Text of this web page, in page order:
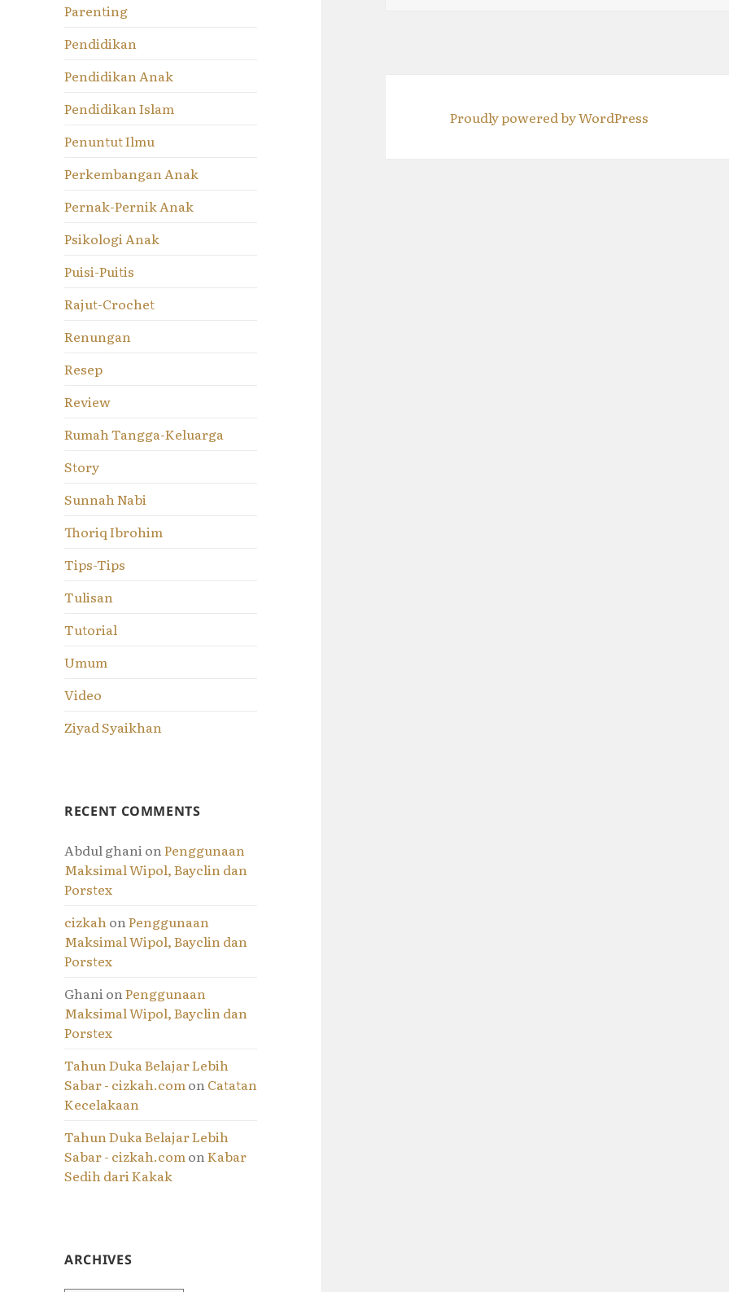
Parenting
Pendidikan
Pendidikan Anak
Pendidikan Islam
Penuntut Ilmu
Perkembangan Anak
Pernak-Pernik Anak
Psikologi Anak
Puisi-Puitis
Rajut-Crochet
Renungan
Resep
Review
Rumah Tangga-Keluarga
Story
Sunnah Nabi
Thoriq Ibrohim
Tips-Tips
Tulisan
Tutorial
Umum
Video
Ziyad Syaikhan
RECENT COMMENTS
Abdul ghanionPenggunaan
Maksimal Wipol, Bayclin dan
Porstex
cizkahonPenggunaan
Maksimal Wipol, Bayclin dan
Porstex
GhanionPenggunaan
Maksimal Wipol, Bayclin dan
Porstex
Tahun Duka Belajar Lebih
Sabar - cizkah.comonCatatan
Kecelakaan
Tahun Duka Belajar Lebih
Sabar - cizkah.comonKabar
Sedih dari Kakak
ARCHIVES
Proudly powered by WordPress